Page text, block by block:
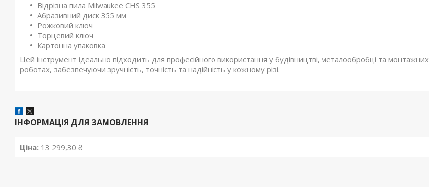
Відрізна пила Milwaukee CHS 355
Абразивний диск 355 мм
Рожковий ключ
Торцевий ключ
Картонна упаковка
Цей інструмент ідеально підходить для професійного використання у будівництві, металообробці та монтажних
роботах, забезпечуючи зручність, точність та надійність у кожному різі.
ІНФОРМАЦІЯ ДЛЯ ЗАМОВЛЕННЯ
Ціна: 13 299,30 ₴